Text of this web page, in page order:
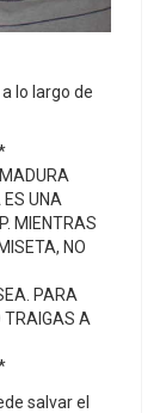
lo largo de
ES UNA
MIENTRAS
NO
PARA
TRAIGAS A
salvar el